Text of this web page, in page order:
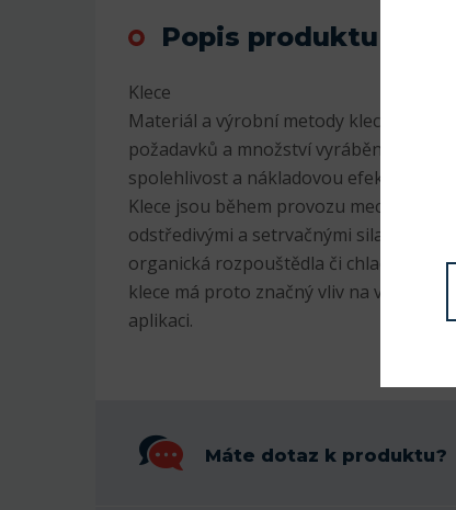
Popis produktu
Klece
Materiál a výrobní metody klecí
požadavků a množství vyráběných
spolehlivost a nákladovou efektivitu.
Klece jsou během provozu
odstředivými a setrvačnými silami.
organická rozpouštědla či chladiva,
klece má proto značný vliv na
aplikaci.
Máte dotaz k produktu?